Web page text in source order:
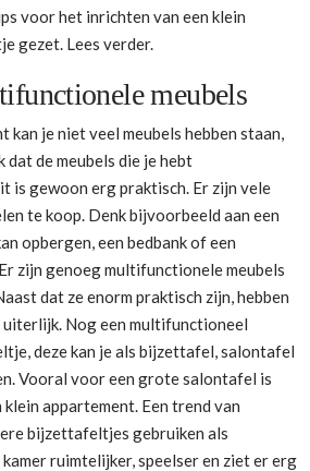
voor het inrichten van een klein
gezet. Lees verder.
meubels
kan je niet veel meubels hebben staan,
de meubels die je hebt
is gewoon erg praktisch. Er zijn vele
te koop. Denk bijvoorbeeld aan een
opbergen, een bedbank of een
zijn genoeg multifunctionele meubels
dat ze enorm praktisch zijn, hebben
uiterlijk. Nog een multifunctioneel
deze kan je als bijzettafel, salontafel
Vooral voor een grote salontafel is
appartement. Een trend van
bijzettafeltjes gebruiken als
ruimtelijker, speelser en ziet er erg